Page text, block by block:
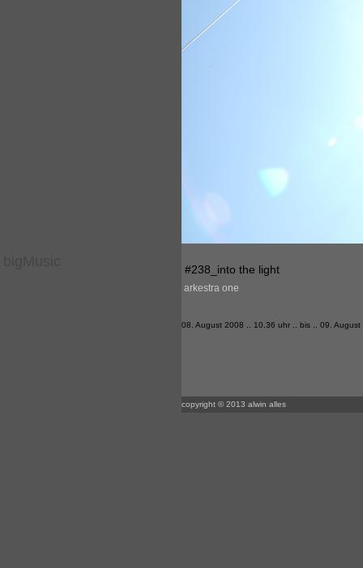
#238_into the light
arkestra one
08. August 2008 .. 10.36 uhr .. bis .. 09.
copyright © 2013 alwin alles